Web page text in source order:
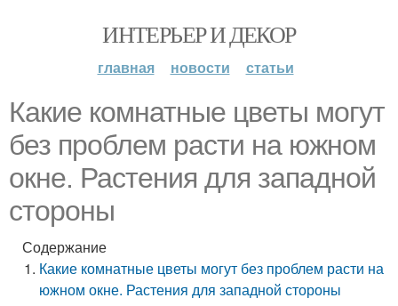
ИНТЕРЬЕР И ДЕКОР
главная новости статьи
Какие комнатные цветы могут
без проблем расти на южном
окне. Растения для западной
стороны
Содержание
Какие комнатные цветы могут без проблем расти на
южном окне. Растения для западной стороны